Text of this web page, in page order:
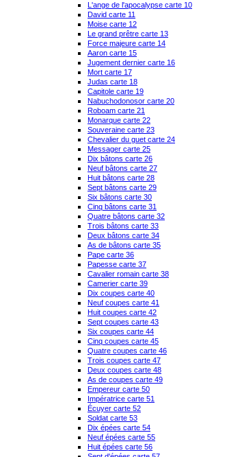
L'ange de l'apocalypse carte 10
David carte 11
Moise carte 12
Le grand prêtre carte 13
Force majeure carte 14
Aaron carte 15
Jugement dernier carte 16
Mort carte 17
Judas carte 18
Capitole carte 19
Nabuchodonosor carte 20
Roboam carte 21
Monarque carte 22
Souveraine carte 23
Chevalier du guet carte 24
Messager carte 25
Dix bâtons carte 26
Neuf bâtons carte 27
Huit bâtons carte 28
Sept bâtons carte 29
Six bâtons carte 30
Cinq bâtons carte 31
Quatre bâtons carte 32
Trois bâtons carte 33
Deux bâtons carte 34
As de bâtons carte 35
Pape carte 36
Papesse carte 37
Cavalier romain carte 38
Camerier carte 39
Dix coupes carte 40
Neuf coupes carte 41
Huit coupes carte 42
Sept coupes carte 43
Six coupes carte 44
Cinq coupes carte 45
Quatre coupes carte 46
Trois coupes carte 47
Deux coupes carte 48
As de coupes carte 49
Empereur carte 50
Impératrice carte 51
Écuyer carte 52
Soldat carte 53
Dix épées carte 54
Neuf épées carte 55
Huit épées carte 56